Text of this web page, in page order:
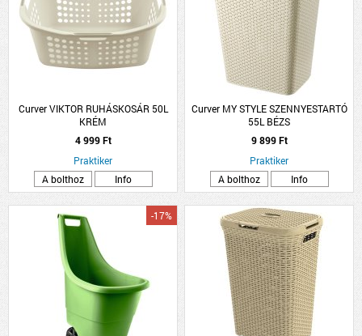
Curver VIKTOR RUHÁSKOSÁR 50L
KRÉM
4 999 Ft
Praktiker
A bolthoz
Info
Curver MY STYLE SZENNYESTARTÓ
55L BÉZS
9 899 Ft
Praktiker
A bolthoz
Info
-17%